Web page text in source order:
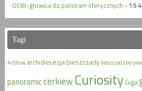
GOBI-głowica do panoram sferycznych - 19
Tagi
AirShow archidiecezjabieszczady bieszczadzkie
panoramiccerkiewCuriosityGiga